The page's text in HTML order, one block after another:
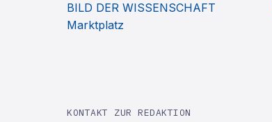
BILD DER WISSENSCHAFT
Marktplatz
KONTAKT ZUR REDAKTION